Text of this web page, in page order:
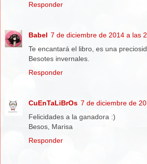
Responder
Babel 7 de diciembre de 2014 a las
Te encantará el libro, es una
Besotes invernales.
Responder
CuEnTaLiBrOs 7 de diciembre de
Felicidades a la ganadora :)
Besos, Marisa
Responder